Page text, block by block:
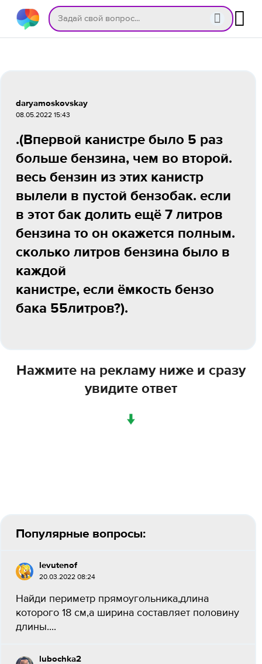
daryamoskovskay
08.05.2022 15:43
.(Впервой канистре было 5 раз
больше бензина, чем во второй.
весь бензин из этих канистр
вылели в пустой бензобак. если
в этот бак долить ещё 7 литров
бензина то он окажется полным.
сколько литров бензина было в
каждой
канистре, если ёмкость бензо
бака 55литров?).
Нажмите на рекламу ниже и сразу
увидите ответ
↓
Популярные вопросы:
levutenof
20.03.2022 08:24
Найди периметр прямоугольника,длина
которого 18 см,а ширина составляет половину
длины....
lubochka2